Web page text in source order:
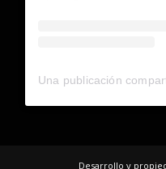
Desarrollo y